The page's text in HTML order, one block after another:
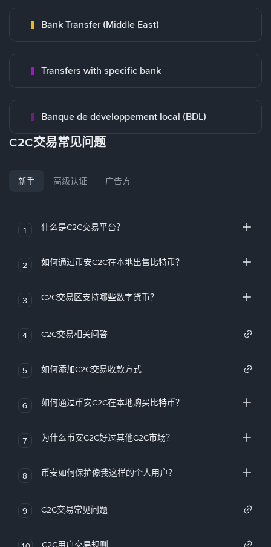
Bank Transfer (Middle East)
Transfers with specific bank
Banque de développement local (BDL)
C2C交易常见问题
新手 高级认证 广告方
1 什么是C2C交易平台？
2 如何通过币安C2C在本地出售比特币？
3 C2C交易区支持哪些数字货币？
4 C2C交易相关问答
5 如何添加C2C交易收款方式
6 如何通过币安C2C在本地购买比特币？
7 为什么币安C2C好过其他C2C市场？
8 币安如何保护像我这样的个人用户？
9 C2C交易常见问题
C2C用户交易规则